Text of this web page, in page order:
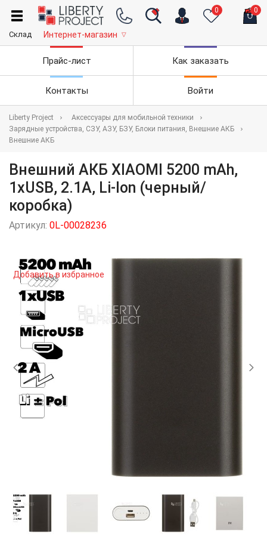
0 0
Склад Интернет-магазин ▽
Прайс-лист Как заказать
Контакты Войти
Liberty Project
Аксессуары для мобильной техники
Зарядные устройства, СЗУ, АЗУ, БЗУ, Блоки питания, Внешние АКБ
Внешние АКБ
Внешний АКБ XIAOMI 5200 mAh,
1xUSB, 2.1А, Li-Ion (черный/
коробка)
Артикул: 0L-00028236
Добавить в избранное